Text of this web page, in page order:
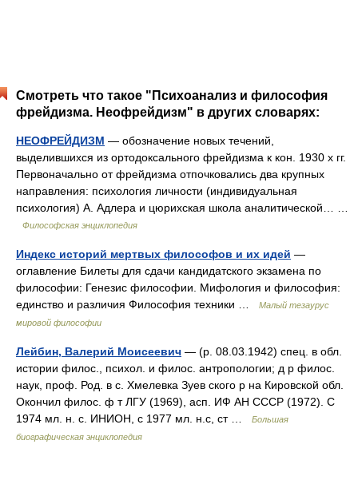
Смотреть что такое "Психоанализ и философия
фрейдизма. Неофрейдизм" в других словарях:
НЕОФРЕЙДИЗМ — обозначение новых течений,
выделившихся из ортодоксального фрейдизма к кон. 1930 х гг.
Первоначально от фрейдизма отпочковались два крупных
направления: психология личности (индивидуальная
психология) А. Адлера и цюрихская школа аналитической… …
Философская энциклопедия
Индекс историй мертвых философов и их идей —
оглавление Билеты для сдачи кандидатского экзамена по
философии: Генезис философии. Мифология и философия:
единство и различия Философия техники …
Малый тезаурус
мировой философии
Лейбин, Валерий Моисеевич — (р. 08.03.1942) спец. в обл.
истории филос., психол. и филос. антропологии; д р филос.
наук, проф. Род. в с. Хмелевка Зуев ского р на Кировской обл.
Окончил филос. ф т ЛГУ (1969), асп. ИФ АН СССР (1972). С
1974 мл. н. с. ИНИОН, с 1977 мл. н.с, ст …
Большая
биографическая энциклопедия